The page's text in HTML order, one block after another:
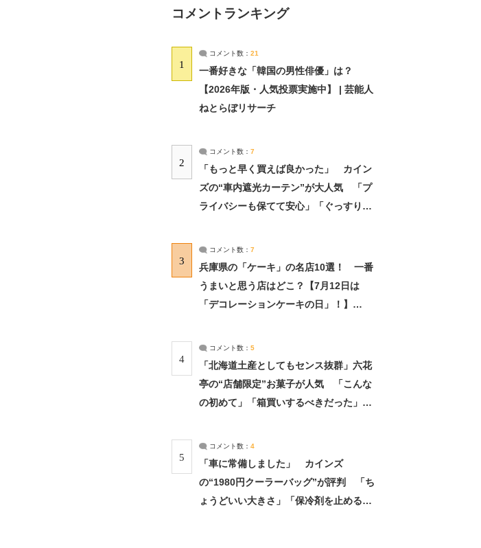
コメントランキング
1
コメント数： 21
一番好きな「韓国の男性俳優」は？
【2026年版・人気投票実施中】 | 芸能人
ねとらぼリサーチ
2
コメント数： 7
「もっと早く買えば良かった」 カイン
ズの“車内遮光カーテン”が大人気 「プ
ライバシーも保てて安心」「ぐっすり眠
3
コメント数： 7
兵庫県の「ケーキ」の名店10選！ 一番
うまいと思う店はどこ？【7月12日は
「デコレーションケーキの日」！】
4
コメント数： 5
「北海道土産としてもセンス抜群」六花
亭の“店舗限定”お菓子が人気 「こんな
の初めて」「箱買いするべきだった」
5
コメント数： 4
「車に常備しました」 カインズ
の“1980円クーラーバッグ”が評判 「ち
ょうどいい大きさ」「保冷剤を止めるベ